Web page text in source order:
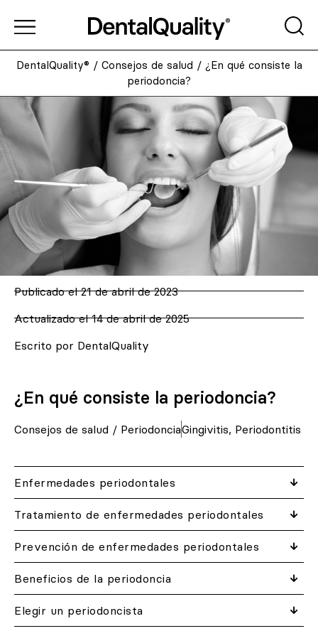
DentalQuality® / Consejos de salud / ¿En qué consiste la
periodoncia?
Publicado el 21 de abril de 2023
Actualizado el 14 de abril de 2025
Escrito por DentalQuality
¿En qué consiste la periodoncia?
Consejos de salud / PeriodonciaGingivitis, Periodontitis
Enfermedades periodontales
Tratamiento de enfermedades periodontales
Prevención de enfermedades periodontales
Beneficios de la periodoncia
Elegir un periodoncista